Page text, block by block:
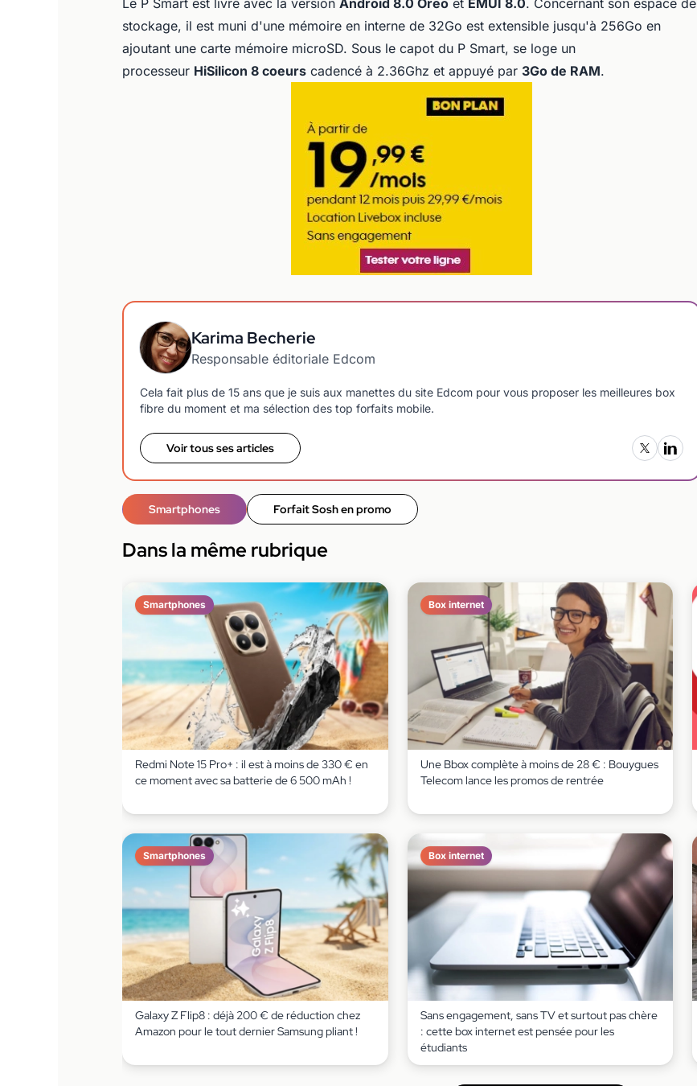
Le P Smart est livré avec la version Android 8.0 Oreo et EMUI 8.0. Concernant son espace de
stockage, il est muni d'une mémoire en interne de 32Go est extensible jusqu'à 256Go en
ajoutant une carte mémoire microSD. Sous le capot du P Smart, se loge un
processeur HiSilicon 8 coeurs cadencé à 2.36Ghz et appuyé par 3Go de RAM.
Karima Becherie
Responsable éditoriale Edcom
Cela fait plus de 15 ans que je suis aux manettes du site Edcom pour vous proposer les meilleures box
fibre du moment et ma sélection des top forfaits mobile.
Voir tous ses articles
Smartphones Forfait Sosh en promo
Dans la même rubrique
Smartphones
Redmi Note 15 Pro+ : il est à moins de 330 € en
ce moment avec sa batterie de 6 500 mAh !
Box internet
Une Bbox complète à moins de 28 € : Bouygues
Telecom lance les promos de rentrée
Smartphones
Galaxy Z Flip8 : déjà 200 € de réduction chez
Amazon pour le tout dernier Samsung pliant !
Box internet
Sans engagement, sans TV et surtout pas chère
: cette box internet est pensée pour les
étudiants